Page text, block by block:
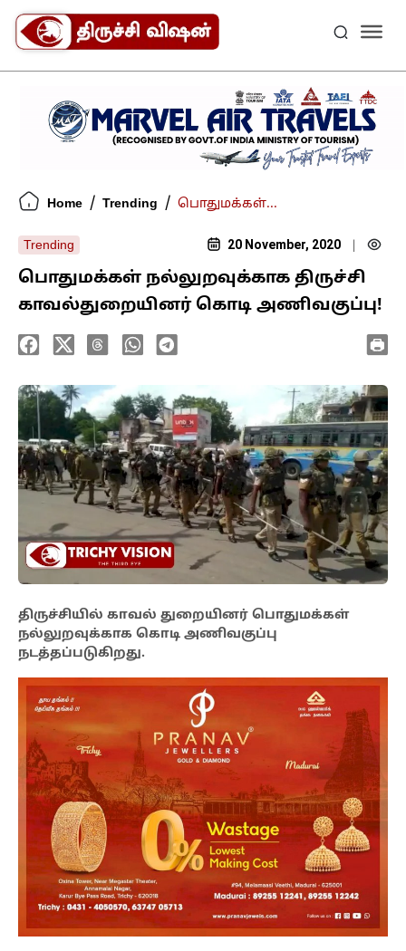
Home / Trending / பொதுமக்கள்...
Trending 20 November, 2020
பொதுமக்கள் நல்லுறவுக்காக திருச்சி
காவல்துறையினர் கொடி அணிவகுப்பு!
திருச்சியில் காவல் துறையினர் பொதுமக்கள்
நல்லுறவுக்காக கொடி அணிவகுப்பு
நடத்தப்படுகிறது.